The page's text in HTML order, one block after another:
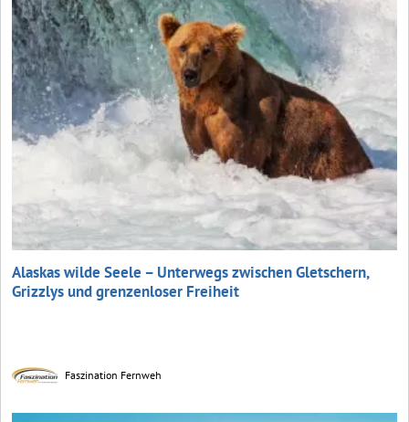
Alaskas wilde Seele – Unterwegs zwischen Gletschern,
Grizzlys und grenzenloser Freiheit
Faszination Fernweh